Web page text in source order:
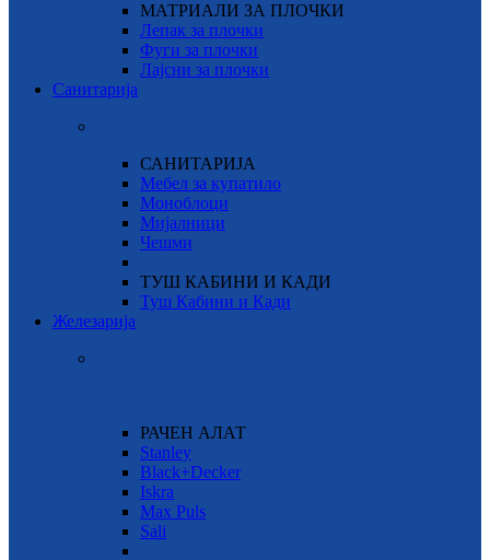
МАТРИАЛИ ЗА ПЛОЧКИ
Лепак за плочки
Фуги за плочки
Лајсни за плочки
Санитарија
САНИТАРИЈА
Мебел за купатило
Моноблоци
Мијалници
Чешми
ТУШ КАБИНИ И КАДИ
Туш Кабини и Кади
Железарија
РАЧЕН АЛАТ
Stanley
Black+Decker
Iskra
Max Puls
Sali